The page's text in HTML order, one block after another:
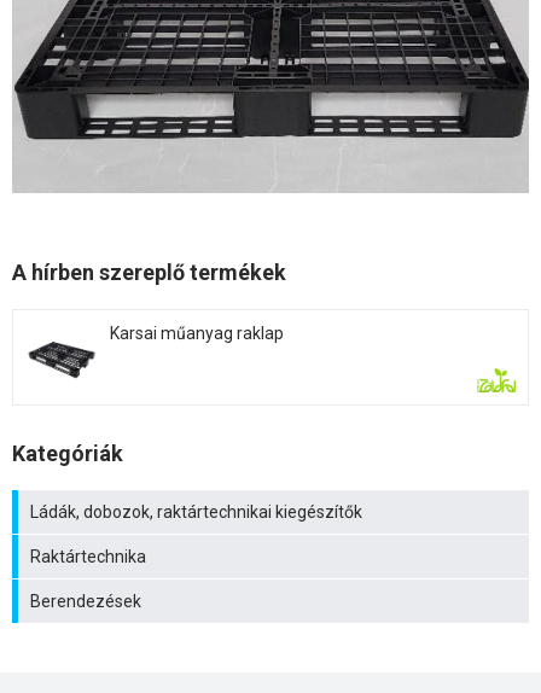
A hírben szereplő termékek
Karsai műanyag raklap
Kategóriák
Ládák, dobozok, raktártechnikai kiegészítők
Raktártechnika
Berendezések